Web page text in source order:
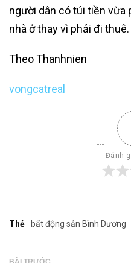
người dân có túi tiền vừa
nhà ở thay vì phải đi thuê.
Theo Thanhnien
vongcatreal
Đánh
Thẻ bất động sản Bình Dương